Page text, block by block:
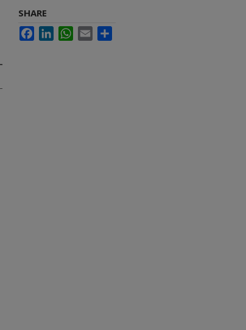
SHARE
FacebookLinkedInWhatsApp
Email